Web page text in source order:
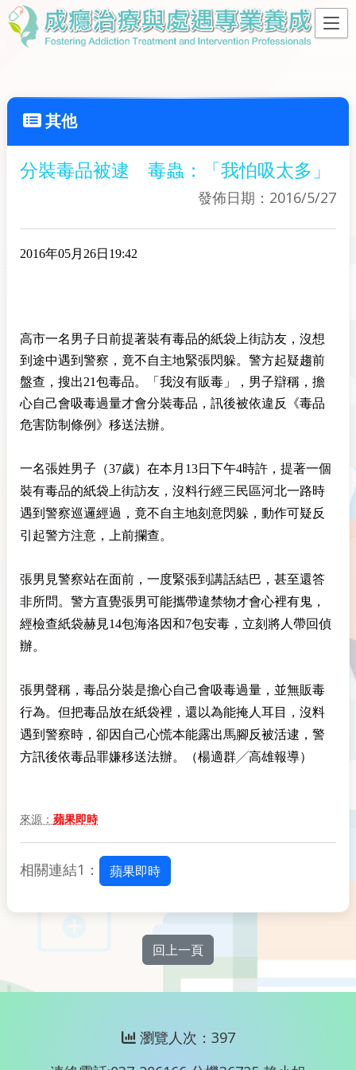
其他
分裝毒品被逮 毒蟲：「我怕吸太多」
發佈日期：2016/5/27
2016年05月26日19:42
高市一名男子日前提著裝有毒品的紙袋上街訪友，沒想
到途中遇到警察，竟不自主地緊張閃躲。警方起疑趨前
盤查，搜出21包毒品。「我沒有販毒」，男子辯稱，擔
心自己會吸毒過量才會分裝毒品，訊後被依違反《毒品
危害防制條例》移送法辦。
一名張姓男子（37歲）在本月13日下午4時許，提著一個
裝有毒品的紙袋上街訪友，沒料行經三民區河北一路時
遇到警察巡邏經過，竟不自主地刻意閃躲，動作可疑反
引起警方注意，上前攔查。
張男見警察站在面前，一度緊張到講話結巴，甚至還答
非所問。警方直覺張男可能攜帶違禁物才會心裡有鬼，
經檢查紙袋赫見14包海洛因和7包安毒，立刻將人帶回偵
辦。
張男聲稱，毒品分裝是擔心自己會吸毒過量，並無販毒
行為。但把毒品放在紙袋裡，還以為能掩人耳目，沒料
遇到警察時，卻因自己心慌本能露出馬腳反被活逮，警
方訊後依毒品罪嫌移送法辦。（楊適群╱高雄報導）
來源： 蘋果即時
相關連結1： 蘋果即時
回上一頁
瀏覽人次：397